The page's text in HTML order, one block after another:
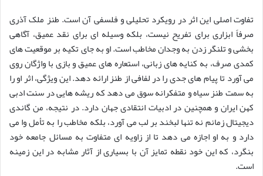
تفاوت اصلی این اثر در رویکرد تحلیلی و فلسفی آن است. طنز ملک آذری
صرفاً ابزاری برای تفریح نیست، بلکه وسیله ای برای نقد عمیق، آگاهی
بخشی و تلنگر زدن به وجدان مخاطب است. او به جای تکیه بر موقعیت های
کمدی صرف، به کنایه های زبانی، استعاره های عمیق و بازی با واژگان روی
می آورد تا پیام های جدی را در لفافی از طنز ارائه دهد. این ویژگی، اثر او را
به سمت طنز سیاه و متفکرانه سوق می دهد که ریشه هایی در سنت ادبی
کهن ایران و همچنین در ادبیات انتقادی جهان دارد. در نتیجه، من گاندی
دیجیتال زمانم نه تنها لبخند بر لب می آورد، بلکه مخاطب را به تأمل وا می
دارد و به او اجازه می دهد تا از زاویه ای متفاوت به مسائل جامعه خود
بنگرد، که این خود نقطه تمایز آن با بسیاری از آثار مشابه در این زمینه
است.